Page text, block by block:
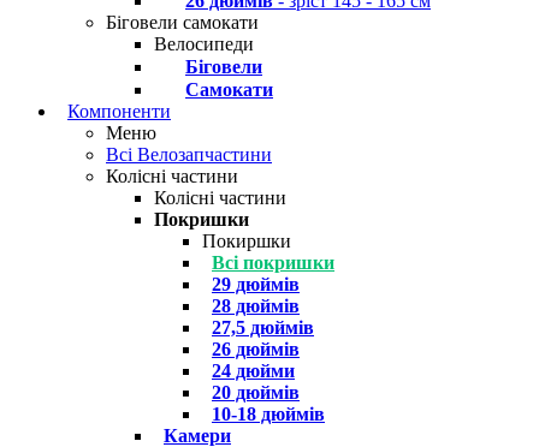
Біговели самокати
Велосипеди
Біговели
Самокати
Компоненти
Меню
Всі Велозапчастини
Колісні частини
Колісні частини
Покришки
Покиршки
Всі покришки
29 дюймів
28 дюймів
27,5 дюймів
26 дюймів
24 дюйми
20 дюймів
10-18 дюймів
Камери